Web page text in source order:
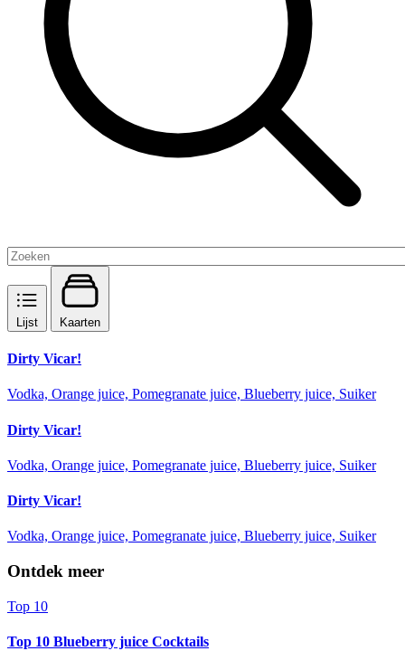
Lijst Kaarten
Dirty Vicar!
Vodka, Orange juice, Pomegranate juice, Blueberry juice, Suiker
Dirty Vicar!
Vodka, Orange juice, Pomegranate juice, Blueberry juice, Suiker
Dirty Vicar!
Vodka, Orange juice, Pomegranate juice, Blueberry juice, Suiker
Ontdek meer
Top 10
Top 10 Blueberry juice Cocktails